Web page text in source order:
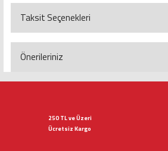
Bu ürüne ilk yorumu siz
Taksit Seçenekleri
Önerileriniz
250 TL ve Üzeri
Ücretsiz Kargo